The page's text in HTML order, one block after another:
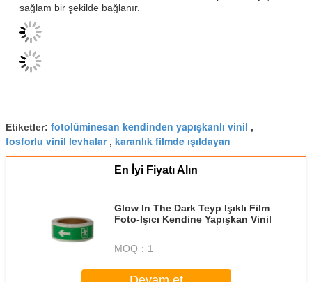
sağlam bir şekilde bağlanır.
Etiketler: fotolüminesan kendinden yapışkanlı vinil ,
fosforlu vinil levhalar, karanlık filmde ışıldayan
En İyi Fiyatı Alın
Glow In The Dark Teyp Işıklı Film
Foto-Işıcı Kendine Yapışkan Vinil
MOQ： 1